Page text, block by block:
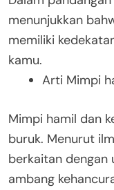
menunjukkan
memiliki
kamu.
Arti Mimpi
Mimpi hamil dan
buruk. Menurut
berkaitan dengan
ambang